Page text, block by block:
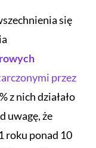
się
przez
z nich działało
uwagę, że
roku ponad 10